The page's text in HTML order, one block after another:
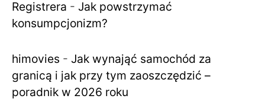
Registrera - Jak powstrzymać
konsumpcjonizm?
himovies - Jak wynająć samochód za
granicą i jak przy tym zaoszczędzić –
poradnik w 2026 roku